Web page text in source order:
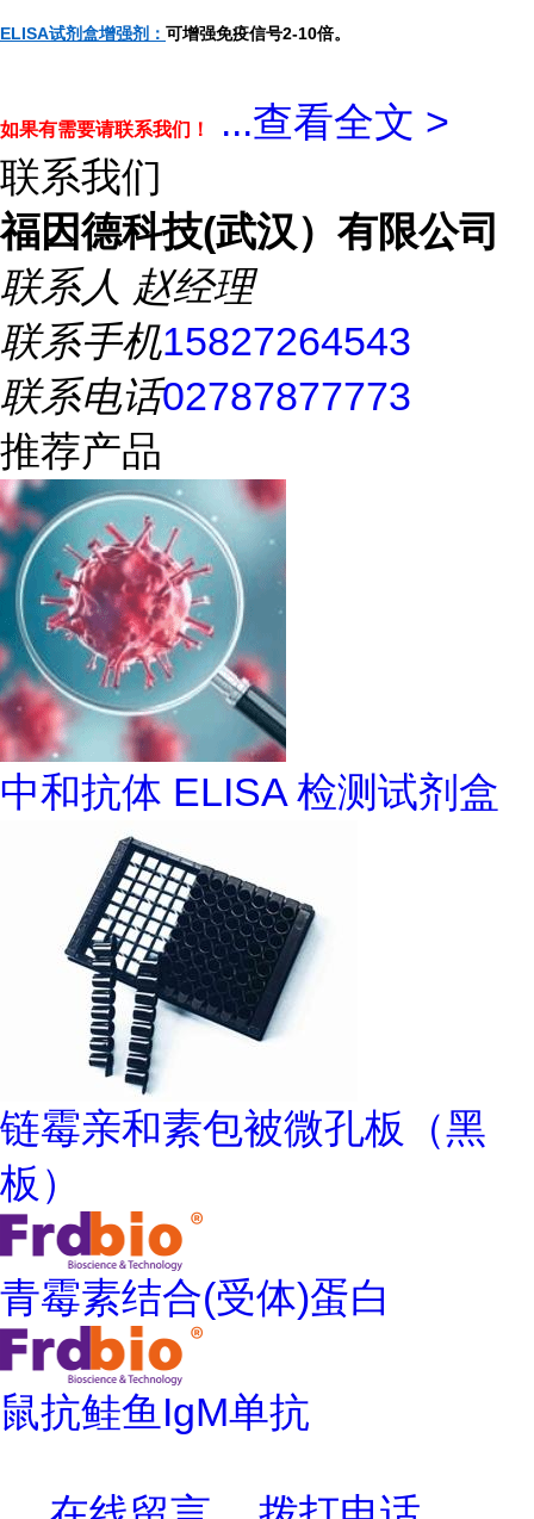
ELISA试剂盒增强剂： 可增强免疫信号2-10倍。
如果有需要请联系我们！ ...查看全文 >
联系我们
福因德科技(武汉）有限公司
联系人 赵经理
联系手机15827264543
联系电话02787877773
推荐产品
中和抗体 ELISA 检测试剂盒
链霉亲和素包被微孔板（黑
板）
青霉素结合(受体)蛋白
鼠抗鲑鱼IgM单抗